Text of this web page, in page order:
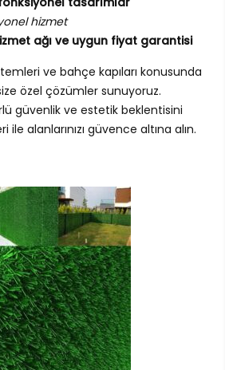
hizmet
ağı ve uygun fiyat garantisi
ve bahçe kapıları konusunda
özel çözümler sunuyoruz.
güvenlik ve estetik beklentisini
alanlarınızı güvence altına alın.